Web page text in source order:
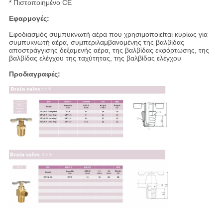
* Πιστοποιημένο CE
Εφαρμογές:
Εφοδιασμός συμπυκνωτή αέρα που χρησιμοποιείται κυρίως για
συμπυκνωτή αέρα, συμπεριλαμβανομένης της βαλβίδας
αποστράγγισης δεξαμενής αέρα, της βαλβίδας εκφόρτωσης, της
βαλβίδας ελέγχου της ταχύτητας, της βαλβίδας ελέγχου
Προδιαγραφές: